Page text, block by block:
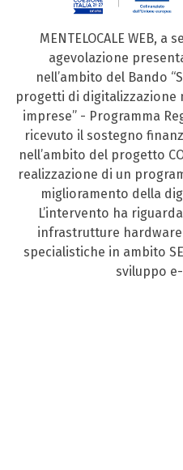
MENTELOCALE WEB,
agevolazione
nell’ambito del Bando
progetti di digitalizzazione
imprese” - Programma
ricevuto il sostegno
nell’ambito del progetto
realizzazione di un
miglioramento della
L’intervento ha
infrastrutture
specialistiche in ambito
sviluppo